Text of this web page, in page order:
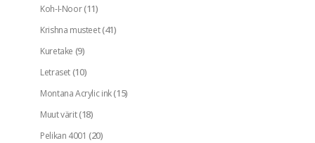
Koh-I-Noor(11)
Krishna musteet(41)
Kuretake (9)
Letraset(10)
Montana Acrylic ink(15)
Muut värit(18)
Pelikan 4001 (20)